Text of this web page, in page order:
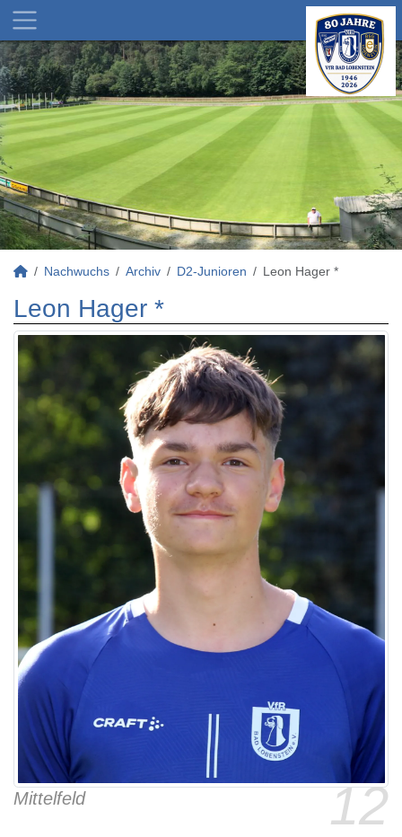
Nachwuchs Archiv D2-Junioren Leon Hager *
Leon Hager *
12
Mittelfeld